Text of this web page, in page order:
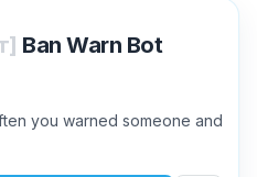
Ban Warn Bot
you warned someone and